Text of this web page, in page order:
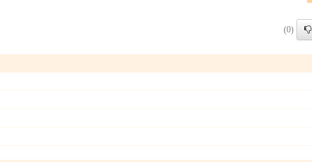
(0)